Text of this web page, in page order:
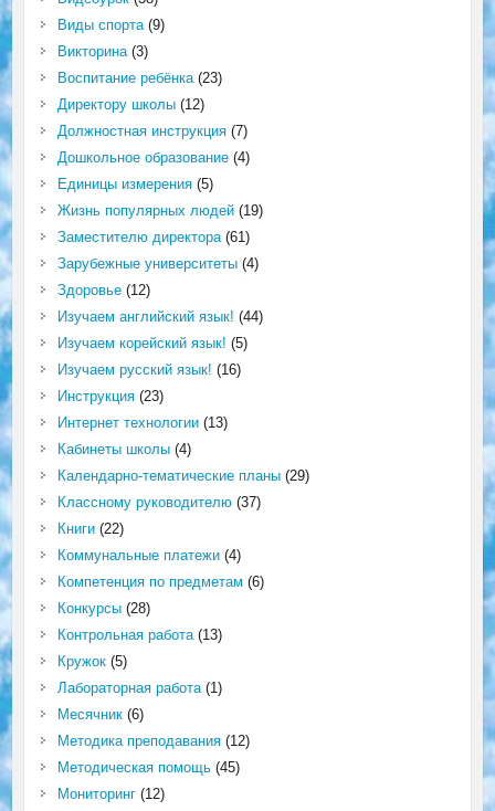
Виды спорта(9)
Викторина(3)
Воспитание ребёнка(23)
Директору школы(12)
Должностная инструкция(7)
Дошкольное образование(4)
Единицы измерения(5)
Жизнь популярных людей(19)
Заместителю директора(61)
Зарубежные университеты(4)
Здоровье(12)
Изучаем английский язык! (44)
Изучаем корейский язык! (5)
Изучаем русский язык! (16)
Инструкция(23)
Интернет технологии(13)
Кабинеты школы(4)
Календарно-тематические планы(29)
Классному руководителю(37)
Книги(22)
Коммунальные платежи(4)
Компетенция по предметам (6)
Конкурсы(28)
Контрольная работа(13)
Кружок(5)
Лабораторная работа(1)
Месячник(6)
Методика преподавания(12)
Методическая помощь(45)
Мониторинг(12)